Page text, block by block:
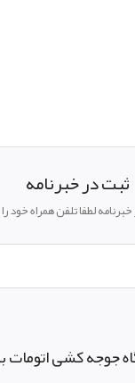
ثبت در خبرنامه
لطفا تلفن همراه خود را
جوجه کشی اتومات